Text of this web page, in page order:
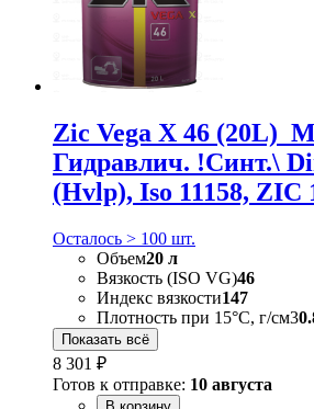
Zic Vega X 46
Гидравлич. !Синт.\
(Hvlp), Iso 11158, ZIC
Осталось > 100 шт.
Объем20 л
Вязкость (ISO VG)46
Индекс вязкости147
Плотность при 15°C, г/см3
Показать всё
8 301 ₽
Готов к отправке: 10 августа